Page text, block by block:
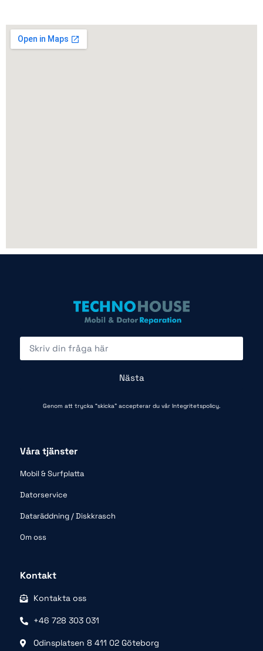
Nästa
Genom att trycka “skicka” accepterar du vår Integritetspolicy.
Våra tjänster
Mobil & Surfplatta
Datorservice
Dataräddning / Diskkrasch
Om oss
Kontakt
Kontakta oss
+46 728 303 031
Odinsplatsen 8 411 02 Göteborg